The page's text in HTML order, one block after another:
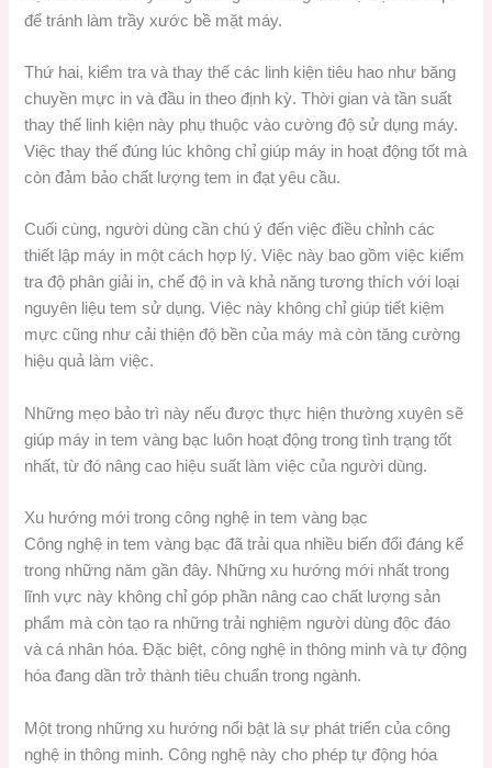
để tránh làm trầy xước bề mặt máy.
Thứ hai, kiểm tra và thay thế các linh kiện tiêu hao như băng
chuyền mực in và đầu in theo định kỳ. Thời gian và tần suất
thay thế linh kiện này phụ thuộc vào cường độ sử dụng máy.
Việc thay thế đúng lúc không chỉ giúp máy in hoạt động tốt mà
còn đảm bảo chất lượng tem in đạt yêu cầu.
Cuối cùng, người dùng cần chú ý đến việc điều chỉnh các
thiết lập máy in một cách hợp lý. Việc này bao gồm việc kiểm
tra độ phân giải in, chế độ in và khả năng tương thích với loại
nguyên liệu tem sử dụng. Việc này không chỉ giúp tiết kiệm
mực cũng như cải thiện độ bền của máy mà còn tăng cường
hiệu quả làm việc.
Những mẹo bảo trì này nếu được thực hiện thường xuyên sẽ
giúp máy in tem vàng bạc luôn hoạt động trong tình trạng tốt
nhất, từ đó nâng cao hiệu suất làm việc của người dùng.
Xu hướng mới trong công nghệ in tem vàng bạc
Công nghệ in tem vàng bạc đã trải qua nhiều biến đổi đáng kể
trong những năm gần đây. Những xu hướng mới nhất trong
lĩnh vực này không chỉ góp phần nâng cao chất lượng sản
phẩm mà còn tạo ra những trải nghiệm người dùng độc đáo
và cá nhân hóa. Đặc biệt, công nghệ in thông minh và tự động
hóa đang dần trở thành tiêu chuẩn trong ngành.
Một trong những xu hướng nổi bật là sự phát triển của công
nghệ in thông minh. Công nghệ này cho phép tự động hóa